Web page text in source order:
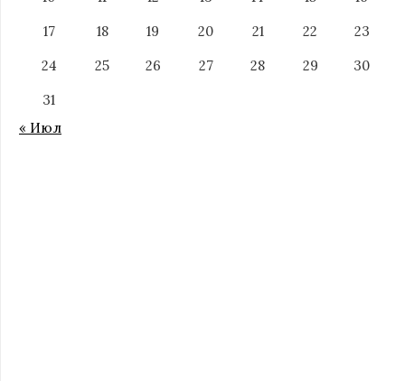
17
18 19 20 21 22
23
24
25 26 27 28 29
30
31
« Июл